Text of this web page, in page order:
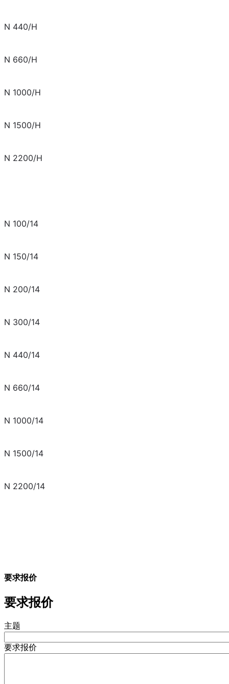
N 440/H
N 660/H
N 1000/H
N 1500/H
N 2200/H
N 100/14
N 150/14
N 200/14
N 300/14
N 440/14
N 660/14
N 1000/14
N 1500/14
N 2200/14
要求报价
要求报价
主题
要求报价